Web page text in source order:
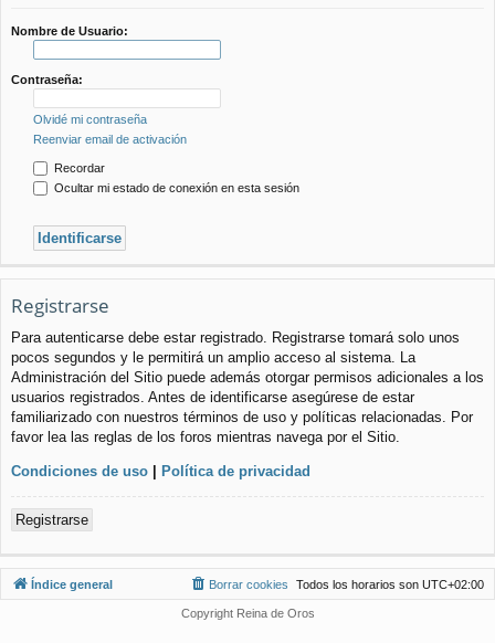
Nombre de Usuario:
Contraseña:
Olvidé mi contraseña
Reenviar email de activación
Recordar
Ocultar mi estado de conexión en esta sesión
Registrarse
Para autenticarse debe estar registrado. Registrarse tomará solo unos
pocos segundos y le permitirá un amplio acceso al sistema. La
Administración del Sitio puede además otorgar permisos adicionales a los
usuarios registrados. Antes de identificarse asegúrese de estar
familiarizado con nuestros términos de uso y políticas relacionadas. Por
favor lea las reglas de los foros mientras navega por el Sitio.
Condiciones de uso | Política de privacidad
Registrarse
Índice general Todos los horarios son UTC+02:00
Borrar cookies
Copyright Reina de Oros